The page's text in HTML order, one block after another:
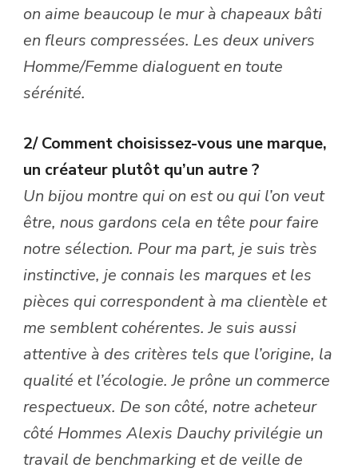
on aime beaucoup le mur à chapeaux bâti
en fleurs compressées. Les deux univers
Homme/Femme dialoguent en toute
sérénité.
2/ Comment choisissez-vous une marque,
un créateur plutôt qu’un autre ?
Un bijou montre qui on est ou qui l’on veut
être, nous gardons cela en tête pour faire
notre sélection. Pour ma part, je suis très
instinctive, je connais les marques et les
pièces qui correspondent à ma clientèle et
me semblent cohérentes. Je suis aussi
attentive à des critères tels que l’origine, la
qualité et l’écologie. Je prône un commerce
respectueux. De son côté, notre acheteur
côté Hommes Alexis Dauchy privilégie un
travail de benchmarking et de veille de